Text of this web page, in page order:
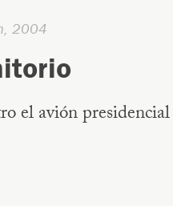
2004
el avión